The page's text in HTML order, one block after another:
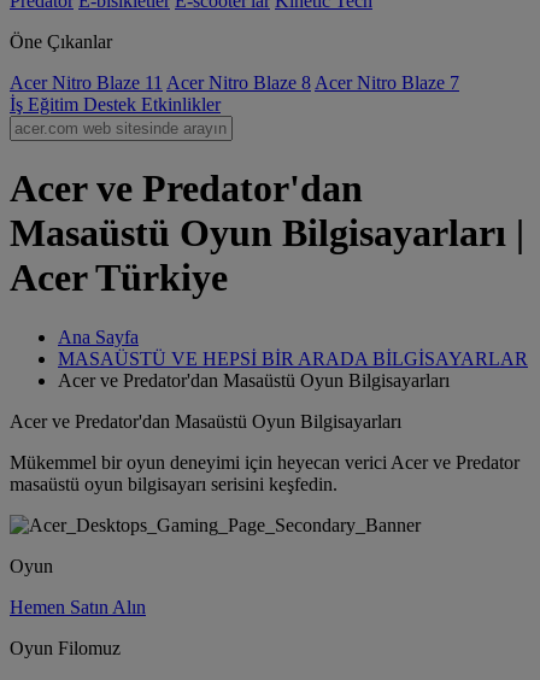
Öne Çıkanlar
Acer Nitro Blaze 11 Acer Nitro Blaze 8 Acer Nitro Blaze 7
İş Eğitim Destek Etkinlikler
Acer ve Predator'dan
Masaüstü Oyun Bilgisayarları |
Acer Türkiye
Ana Sayfa
MASAÜSTÜ VE HEPSİ BİR ARADA BİLGİSAYARLAR
Acer ve Predator'dan Masaüstü Oyun Bilgisayarları
Acer ve Predator'dan Masaüstü Oyun Bilgisayarları
Mükemmel bir oyun deneyimi için heyecan verici Acer ve Predator
masaüstü oyun bilgisayarı serisini keşfedin.
Oyun
Hemen Satın Alın
Oyun Filomuz